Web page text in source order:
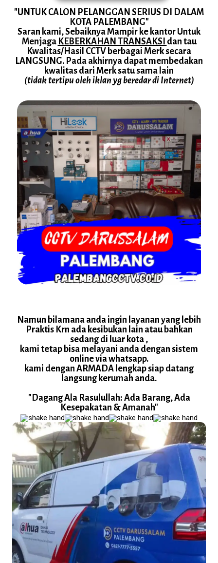
"UNTUK CALON PELANGGAN SERIUS DI DALAM
KOTA PALEMBANG"
Saran kami, Sebaiknya Mampir ke kantor Untuk
Menjaga KEBERKAHAN TRANSAKSI dan tau
Kwalitas/Hasil CCTV berbagai Merk secara
LANGSUNG. Pada akhirnya dapat membedakan
kwalitas dari Merk satu sama lain
(tidak tertipu oleh iklan yg beredar di Internet)
Namun bilamana anda ingin layanan yang lebih
Praktis Krn ada kesibukan lain atau bahkan
sedang di luar kota ,
kami tetap bisa melayani anda dengan sistem
online via whatsapp.
kami dengan ARMADA lengkap siap datang
langsung kerumah anda.
"Dagang Ala Rasulullah: Ada Barang, Ada
Kesepakatan & Amanah"